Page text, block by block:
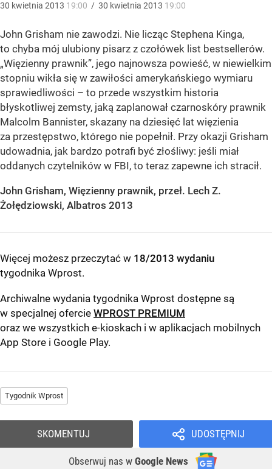
30 kwietnia 2013 19:00 / 30 kwietnia 2013 19:00
John Grisham nie zawodzi. Nie licząc Stephena Kinga,
to chyba mój ulubiony pisarz z czołówek list bestsellerów.
„Więzienny prawnik”, jego najnowsza powieść, w niewielkim
stopniu wikła się w zawiłości amerykańskiego wymiaru
sprawiedliwości – to przede wszystkim historia
błyskotliwej zemsty, jaką zaplanował czarnoskóry prawnik
Malcolm Bannister, skazany na dziesięć lat więzienia
za przestępstwo, którego nie popełnił. Przy okazji Grisham
udowadnia, jak bardzo potrafi być złośliwy: jeśli miał
oddanych czytelników w FBI, to teraz zapewne ich stracił.
John Grisham, Więzienny prawnik, przeł. Lech Z.
Żołędziowski, Albatros 2013
Więcej możesz przeczytać w 18/2013 wydaniu
tygodnika Wprost.
Archiwalne wydania tygodnika Wprost dostępne są
w specjalnej ofercie WPROST PREMIUM
oraz we wszystkich e-kioskach i w aplikacjach mobilnych
App Store i Google Play.
Tygodnik Wprost
UDOSTĘPNIJ
Obserwuj nas w Google News
SKOMENTUJ